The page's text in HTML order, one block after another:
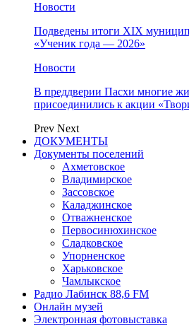
Новости
Подведены итоги XIX
«Ученик года — 2026»
Новости
В преддверии Пасхи многие
присоединились к акции
Prev Next
ДОКУМЕНТЫ
Документы поселений
Ахметовское
Владимирское
Зассовское
Каладжинское
Отважненское
Первосинюхинское
Сладковское
Упорненское
Харьковское
Чамлыкское
Радио Лабинск 88,6 FM
Онлайн музей
Электронная фотовыставка